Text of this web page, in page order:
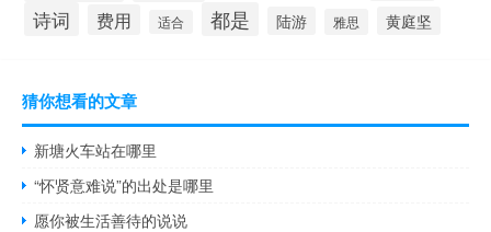
诗词 费用 适合 都是 陆游 雅思 黄庭坚
猜你想看的文章
新塘火车站在哪里
“怀贤意难说”的出处是哪里
愿你被生活善待的说说